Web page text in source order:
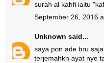
surah al kahfi iaitu
September 26, 2016
Unknown said...
saya pon ade bru
terjemahkn ayat nye